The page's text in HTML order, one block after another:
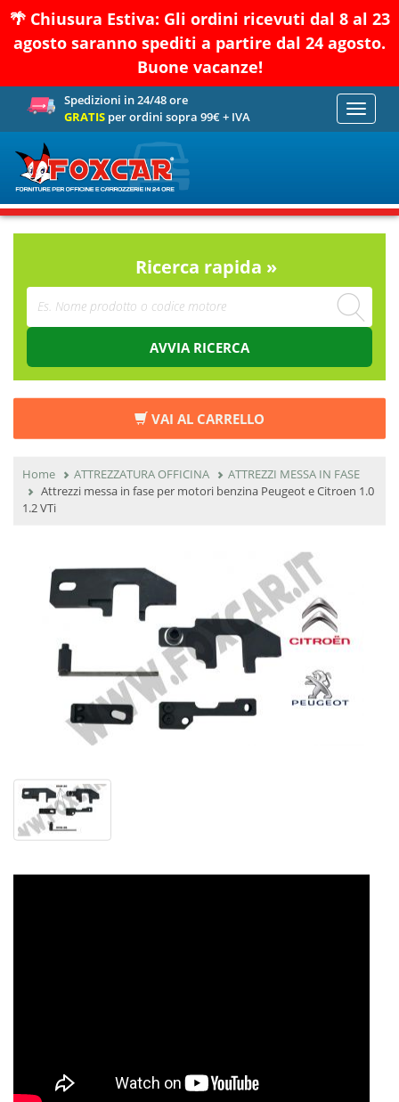
🌴 Chiusura Estiva: Gli ordini ricevuti dal 8 al 23
agosto saranno spediti a partire dal 24 agosto.
Buone vacanze!
Spedizioni in 24/48 ore
GRATIS per ordini sopra 99€ + IVA
Toggle
Ricerca rapida »
AVVIA RICERCA
VAI AL CARRELLO
Home ATTREZZATURA OFFICINA
ATTREZZI MESSA IN FASE
Attrezzi messa in fase per motori benzina Peugeot e Citroen 1.0
1.2 VTi